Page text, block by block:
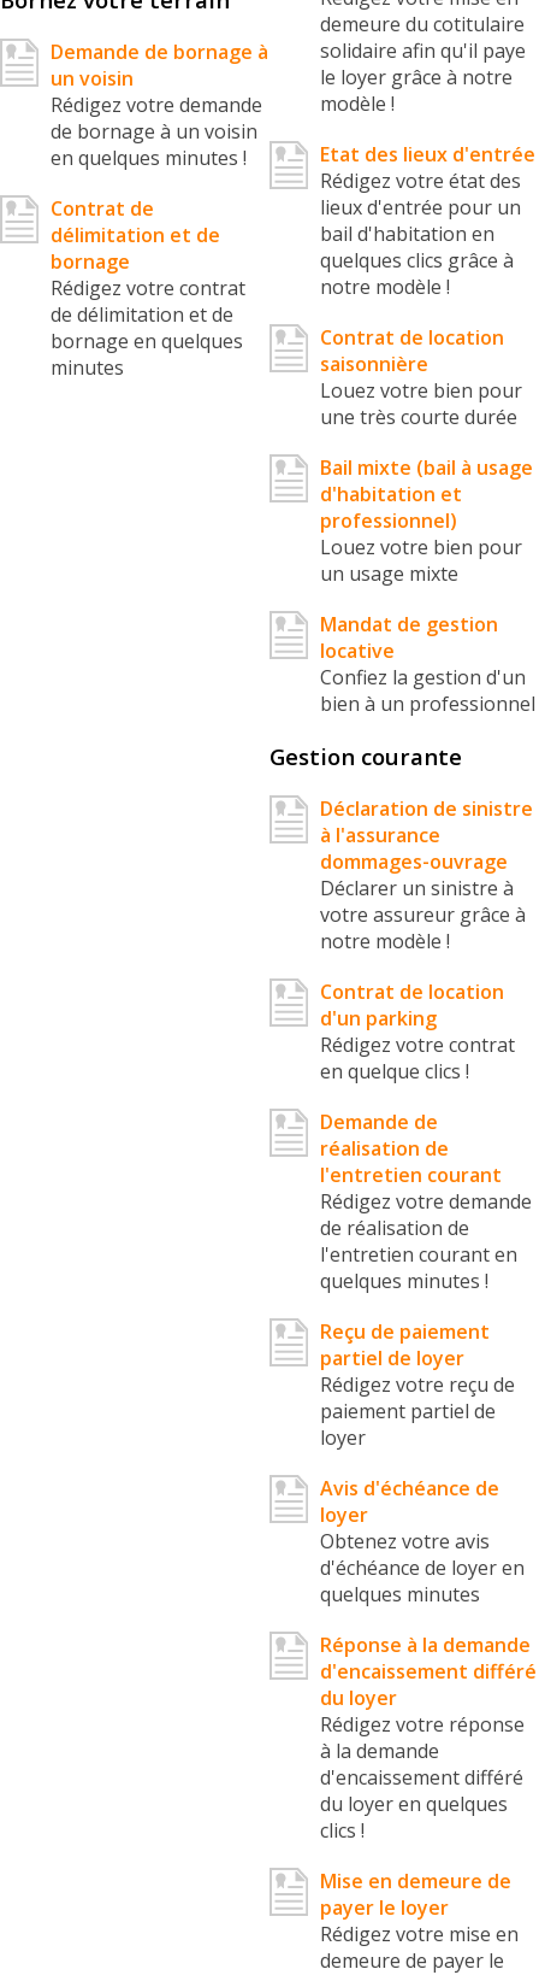
Demande de bornage à
un voisin
Rédigez votre demande
de bornage à un voisin
en quelques minutes !
Contrat de
délimitation et de
bornage
Rédigez votre contrat
de délimitation et de
bornage en quelques
minutes
demeure du cotitulaire
solidaire afin qu'il paye
le loyer grâce à notre
modèle !
Etat des lieux d'entrée
Rédigez votre état des
lieux d'entrée pour un
bail d'habitation en
quelques clics grâce à
notre modèle !
Contrat de location
saisonnière
Louez votre bien pour
une très courte durée
Bail mixte (bail à usage
d'habitation et
professionnel)
Louez votre bien pour
un usage mixte
Mandat de gestion
locative
Confiez la gestion d'un
bien à un professionnel
Gestion courante
Déclaration de sinistre
à l'assurance
dommages-ouvrage
Déclarer un sinistre à
votre assureur grâce à
notre modèle !
Contrat de location
d'un parking
Rédigez votre contrat
en quelque clics !
Demande de
réalisation de
l'entretien courant
Rédigez votre demande
de réalisation de
l'entretien courant en
quelques minutes !
Reçu de paiement
partiel de loyer
Rédigez votre reçu de
paiement partiel de
loyer
Avis d'échéance de
loyer
Obtenez votre avis
d'échéance de loyer en
quelques minutes
Réponse à la demande
d'encaissement différé
du loyer
Rédigez votre réponse
à la demande
d'encaissement différé
du loyer en quelques
clics !
Mise en demeure de
payer le loyer
Rédigez votre mise en
demeure de payer le